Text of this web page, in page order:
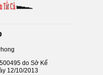
do Sở Kế
12/10/2013